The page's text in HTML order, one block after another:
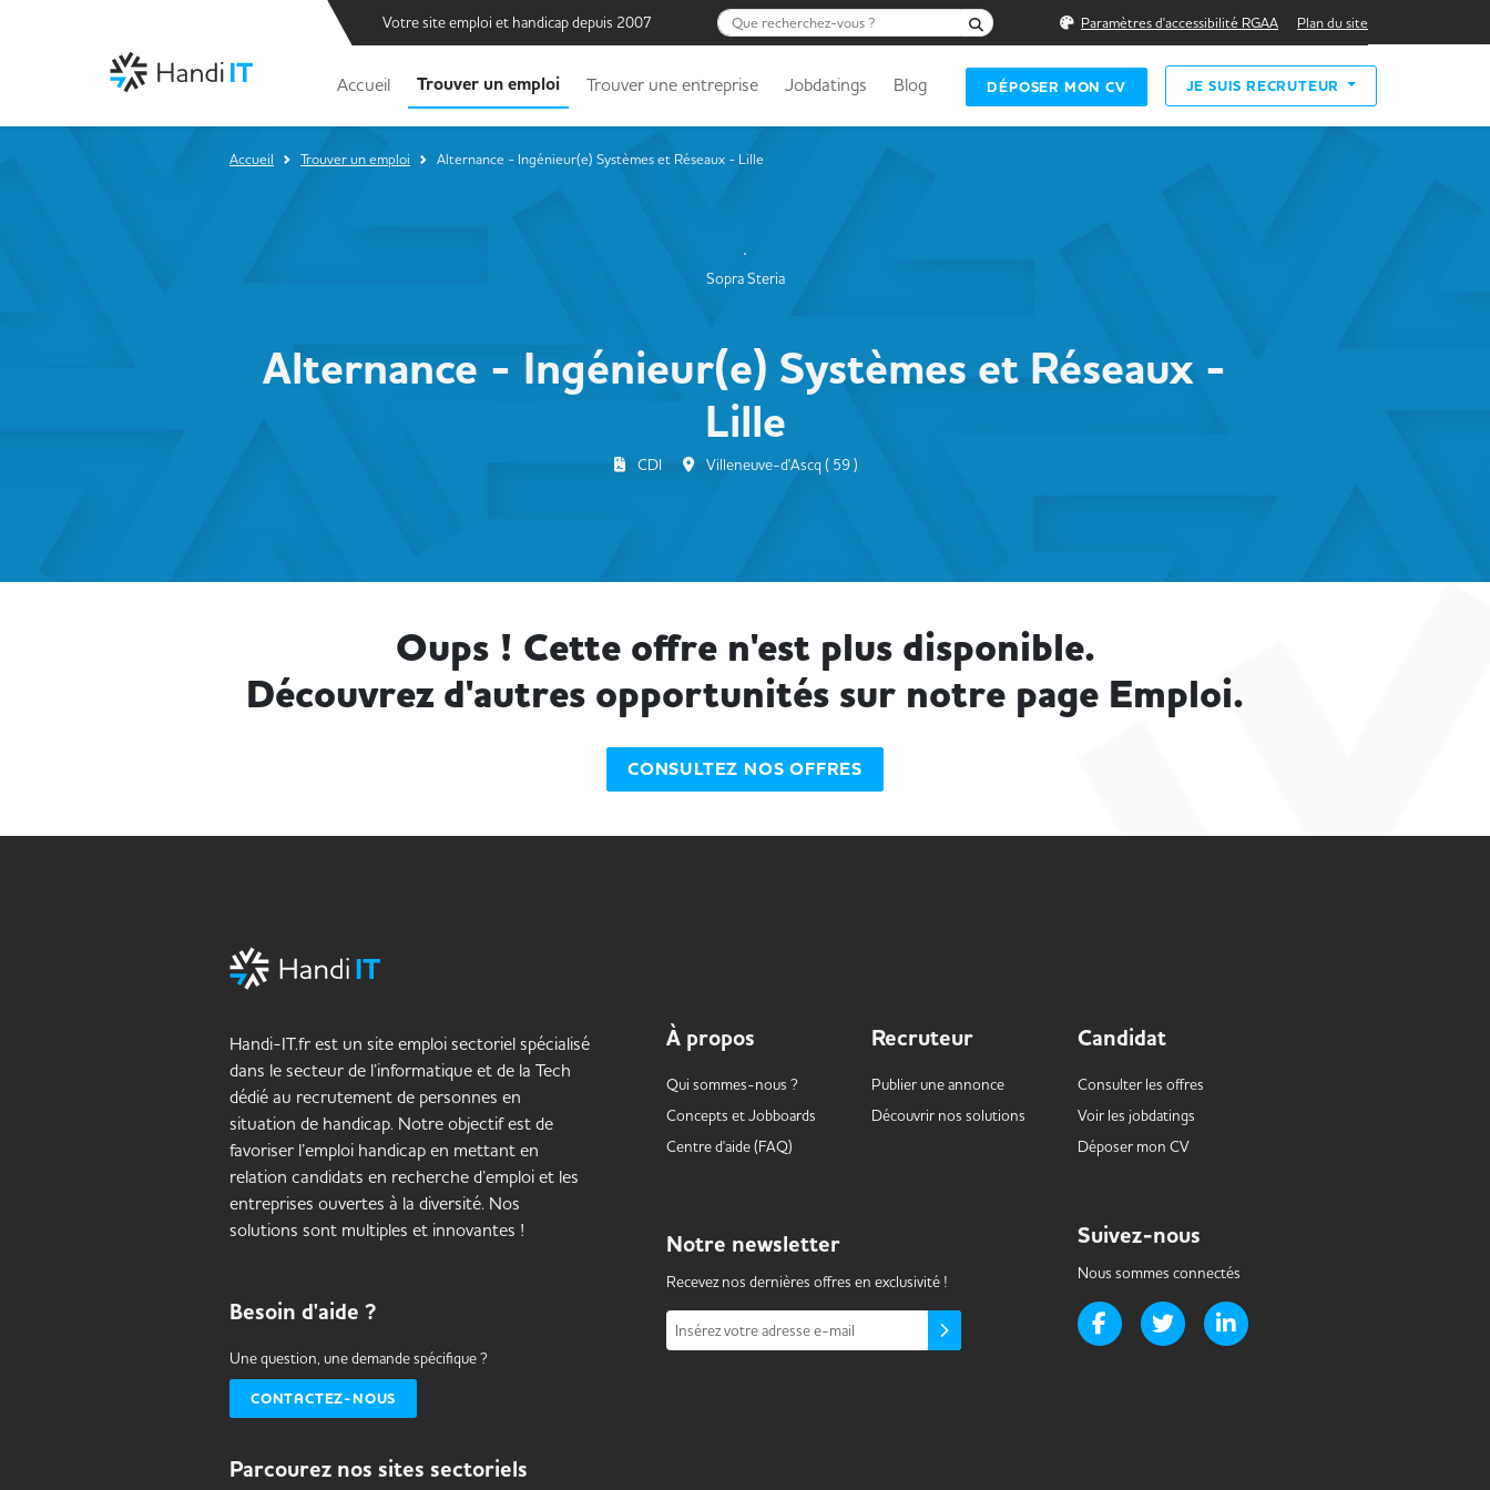
Votre site emploi et handicap depuis 2007 Que recherchez-vous ? Rechercher Paramètres d'accessibilité RGAA Plan du site
Accueil Trouver un emploi Trouver une entreprise Jobdatings Blog DÉPOSER MON CV JE SUIS RECRUTEUR
Accueil Trouver un emploi Alternance - Ingénieur(e) Systèmes et Réseaux - Lille
Sopra Steria
Alternance - Ingénieur(e) Systèmes et Réseaux -
Lille
CDI Villeneuve-d'Ascq ( 59 )
Oups ! Cette offre n'est plus disponible.
Découvrez d'autres opportunités sur notre page Emploi.
CONSULTEZ NOS OFFRES
Handi-IT.fr est un site emploi sectoriel spécialisé
dans le secteur de l’informatique et de la Tech
dédié au recrutement de personnes en
situation de handicap. Notre objectif est de
favoriser l’emploi handicap en mettant en
relation candidats en recherche d’emploi et les
entreprises ouvertes à la diversité. Nos
solutions sont multiples et innovantes !
Besoin d'aide ?
Une question, une demande spécifique ?
CONTACTEZ-NOUS
À propos
Qui sommes-nous ?
Concepts etJobboards
Centre d'aide (FAQ)
Recruteur
Publier une annonce
Découvrir nos solutions
Candidat
Consulter les offres
Voir les jobdatings
Déposer mon CV
Notre newsletter
Recevez nos dernières offres en exclusivité !
Insérez votre adresse e-mail
Suivez-nous
Nous sommes connectés
Page Facebook de Handi-it
Page Twitter de Handi-it
Parcourez nos sites sectoriels